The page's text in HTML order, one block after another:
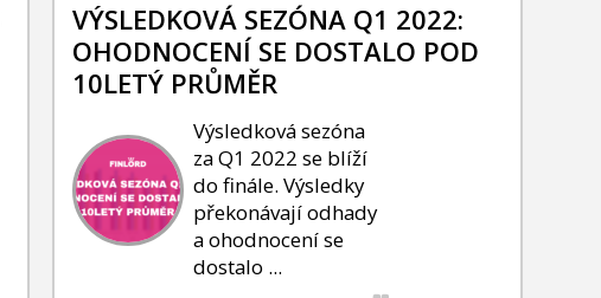
VÝSLEDKOVÁ SEZÓNA Q1 2022:
OHODNOCENÍ SE DOSTALO POD
10LETÝ PRŮMĚR
Výsledková sezóna
za Q1 2022 se blíží
do finále. Výsledky
překonávají odhady
a ohodnocení se
dostalo ...